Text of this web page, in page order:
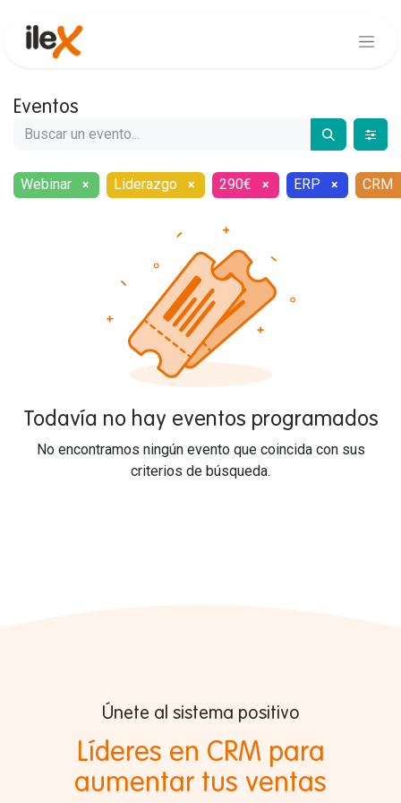
Eventos
Webinar × Liderazgo × 290€ × ERP × CRM
Todavía no hay eventos programados
No encontramos ningún evento que coincida con sus
criterios de búsqueda.
Únete al sistema positivo
Líderes en CRM para
aumentar tus ventas